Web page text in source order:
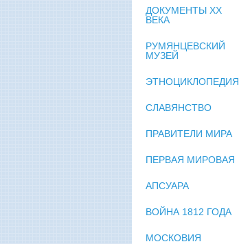
ДОКУМЕНТЫ XX
ВЕКА
РУМЯНЦЕВСКИЙ
МУЗЕЙ
ЭТНОЦИКЛОПЕДИЯ
СЛАВЯНСТВО
ПРАВИТЕЛИ МИРА
ПЕРВАЯ МИРОВАЯ
АПСУАРА
ВОЙНА 1812 ГОДА
МОСКОВИЯ